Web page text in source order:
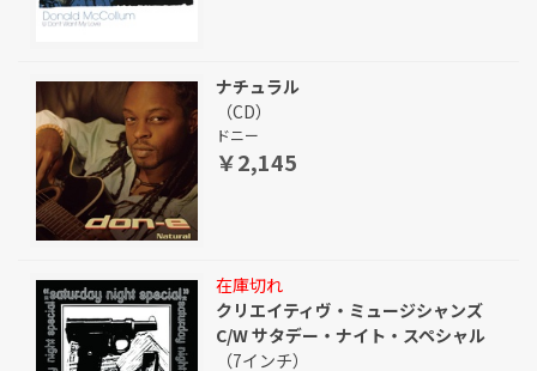
ナチュラル
（CD）
ドニー
￥2,145
在庫切れ
クリエイティヴ・ミュージシャンズ
C/W サタデー・ナイト・スペシャル
（7インチ）